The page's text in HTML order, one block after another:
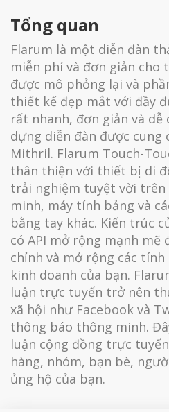
Tổng quan
Flarum là một diễn đàn
miễn phí và đơn giản cho
được mô phỏng lại và
thiết kế đẹp mắt với đầy
rất nhanh, đơn giản và
dựng diễn đàn được cung
Mithril. Flarum Touch-
thân thiện với thiết bị di
trải nghiệm tuyệt vời
minh, máy tính bảng và
bằng tay khác. Kiến trúc
có API mở rộng mạnh mẽ
chỉnh và mở rộng các tính
kinh doanh của bạn.
luận trực tuyến trở nên
xã hội như Facebook và
thông báo thông minh.
luận cộng đồng trực
hàng, nhóm, bạn bè,
ủng hộ của bạn.